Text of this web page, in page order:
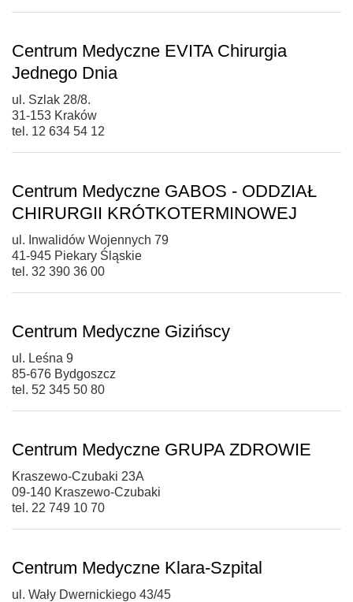
Centrum Medyczne EVITA Chirurgia
Jednego Dnia
ul. Szlak 28/8.
31-153 Kraków
tel. 12 634 54 12
Centrum Medyczne GABOS - ODDZIAŁ
CHIRURGII KRÓTKOTERMINOWEJ
ul. Inwalidów Wojennych 79
41-945 Piekary Śląskie
tel. 32 390 36 00
Centrum Medyczne Gizińscy
ul. Leśna 9
85-676 Bydgoszcz
tel. 52 345 50 80
Centrum Medyczne GRUPA ZDROWIE
Kraszewo-Czubaki 23A
09-140 Kraszewo-Czubaki
tel. 22 749 10 70
Centrum Medyczne Klara-Szpital
ul. Wały Dwernickiego 43/45